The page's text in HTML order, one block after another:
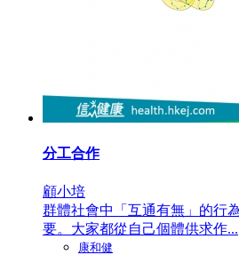
分工合作
顧小培
群體社會中「互通有無」的行
要。大家都從自己個體供求作...
康和健